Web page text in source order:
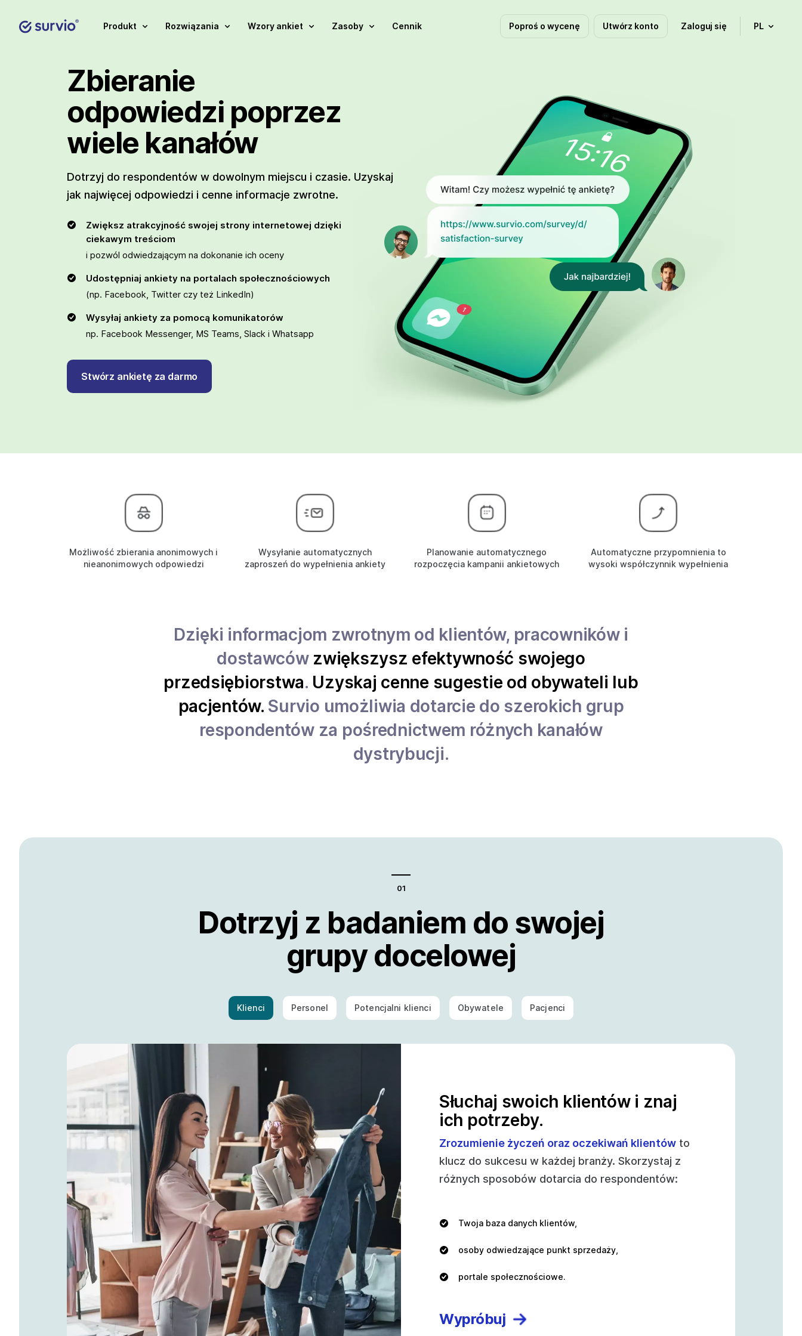
Poproś o wycenę Utwórz konto Zaloguj się PL
Produkt Rozwiązania Wzory ankiet Zasoby Cennik
Zbieranie
odpowiedzi poprzez
wiele kanałów
Dotrzyj do respondentów w dowolnym miejscu i czasie. Uzyskaj
jak najwięcej odpowiedzi i cenne informacje zwrotne.
Zwiększ atrakcyjność swojej strony internetowej dzięki
ciekawym treściom
i pozwól odwiedzającym na dokonanie ich oceny
Udostępniaj ankiety na portalach społecznościowych
(np. Facebook, Twitter czy też LinkedIn)
Wysyłaj ankiety za pomocą komunikatorów
np. Facebook Messenger, MS Teams, Slack i Whatsapp
Stwórz ankietę za darmo
Możliwość zbierania anonimowych i
nieanonimowych odpowiedzi
Wysyłanie automatycznych
zaproszeń do wypełnienia ankiety
Planowanie automatycznego
rozpoczęcia kampanii ankietowych
Automatyczne przypomnienia to
wysoki współczynnik wypełnienia
Dzięki informacjom zwrotnym od klientów, pracowników i
dostawców zwiększysz efektywność swojego
przedsiębiorstwa. Uzyskaj cenne sugestie od obywateli lub
pacjentów. Survio umożliwia dotarcie do szerokich grup
respondentów za pośrednictwem różnych kanałów
dystrybucji.
Dotrzyj z badaniem do swojej
grupy docelowej
Klienci Personel Potencjalni klienci Obywatele Pacjenci
Słuchaj swoich klientów i znaj
ich potrzeby.
Zrozumienie życzeń oraz oczekiwań klientów to
klucz do sukcesu w każdej branży. Skorzystaj z
różnych sposobów dotarcia do respondentów:
Twoja baza danych klientów,
osoby odwiedzające punkt sprzedaży,
portale społecznościowe.
Wypróbuj